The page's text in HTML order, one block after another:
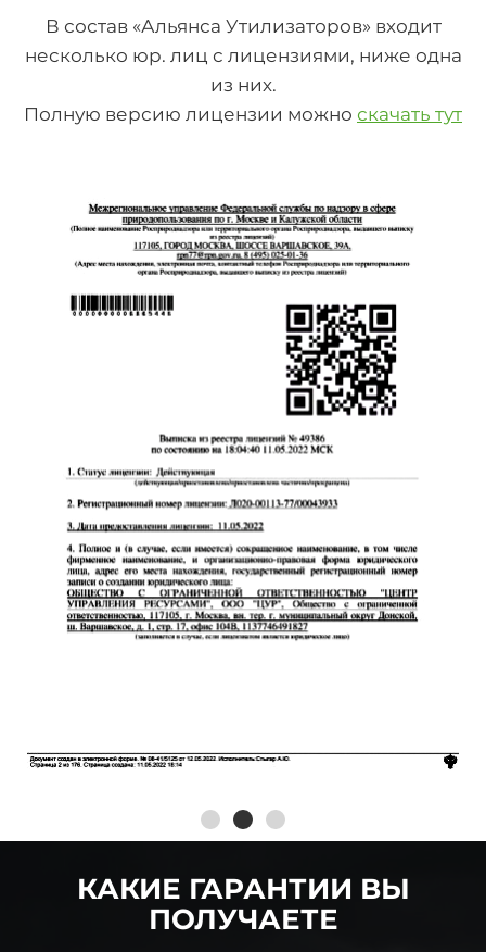
В состав «Альянса Утилизаторов» входит
несколько юр. лиц с лицензиями, ниже одна
из них.
Полную версию лицензии можно скачать тут
КАКИЕ ГАРАНТИИ ВЫ
ПОЛУЧАЕТЕ